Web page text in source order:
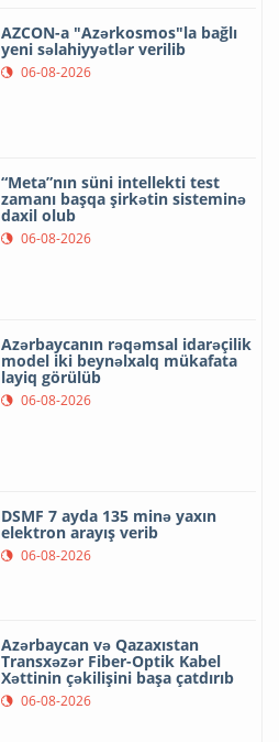
AZCON-a "Azərkosmos"la bağlı
yeni səlahiyyətlər verilib
06-08-2026
“Meta”nın süni intellekti test
zamanı başqa şirkətin sisteminə
daxil olub
06-08-2026
Azərbaycanın rəqəmsal idarəçilik
model iki beynəlxalq mükafata
layiq görülüb
06-08-2026
DSMF 7 ayda 135 minə yaxın
elektron arayış verib
06-08-2026
Azərbaycan və Qazaxıstan
Transxəzər Fiber-Optik Kabel
Xəttinin çəkilişini başa çatdırıb
06-08-2026